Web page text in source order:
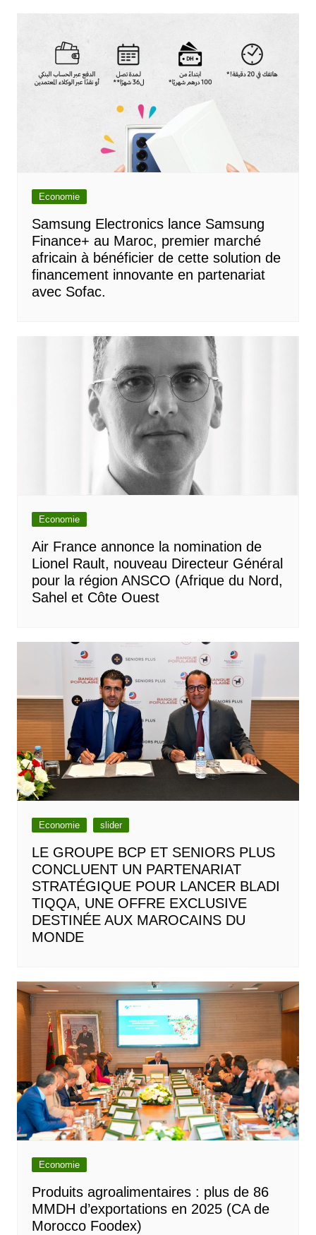
Economie
Samsung Electronics lance Samsung
Finance+ au Maroc, premier marché
africain à bénéficier de cette solution de
financement innovante en partenariat
avec Sofac.
Economie
Air France annonce la nomination de
Lionel Rault, nouveau Directeur Général
pour la région ANSCO (Afrique du Nord,
Sahel et Côte Ouest
Economie slider
LE GROUPE BCP ET SENIORS PLUS
CONCLUENT UN PARTENARIAT
STRATÉGIQUE POUR LANCER BLADI
TIQQA, UNE OFFRE EXCLUSIVE
DESTINÉE AUX MAROCAINS DU
MONDE
Economie
Produits agroalimentaires : plus de 86
MMDH d’exportations en 2025 (CA de
Morocco Foodex)